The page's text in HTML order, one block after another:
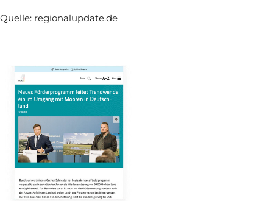
Quelle: regionalupdate.de